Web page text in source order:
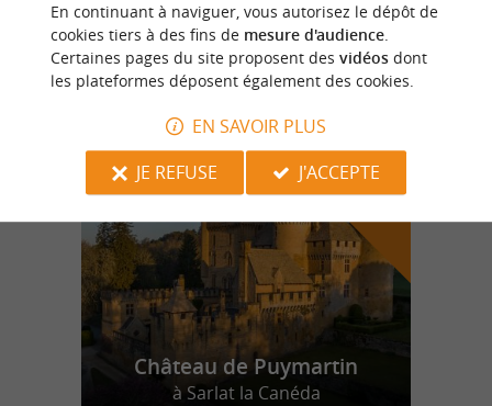
n
o
t
r
e
c
o
u
p
d
e
c
o
e
u
r
Château de Puymartin
à Sarlat la Canéda
En continuant à naviguer, vous autorisez le dépôt de
cookies tiers à des fins de mesure d'audience.
Certaines pages du site proposent des vidéosdont
les plateformes déposent également des cookies.
EN SAVOIR PLUS
JE REFUSE
J'ACCEPTE